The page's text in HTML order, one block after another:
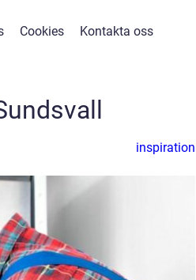
Cookies Kontakta oss
inspiration